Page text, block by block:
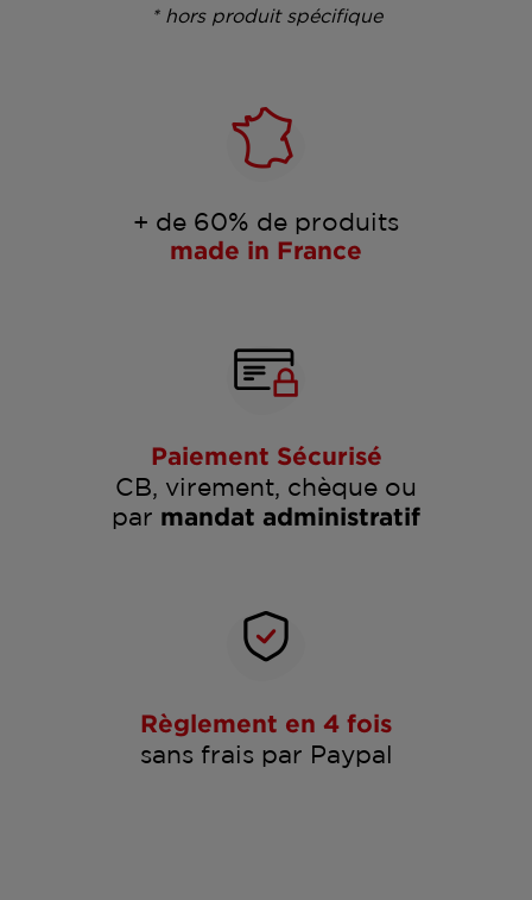
* hors produit spécifique
+ de 60% de produits
made in France
Paiement Sécurisé
CB, virement, chèque ou
par mandat administratif
Règlement en 4 fois
sans frais par Paypal